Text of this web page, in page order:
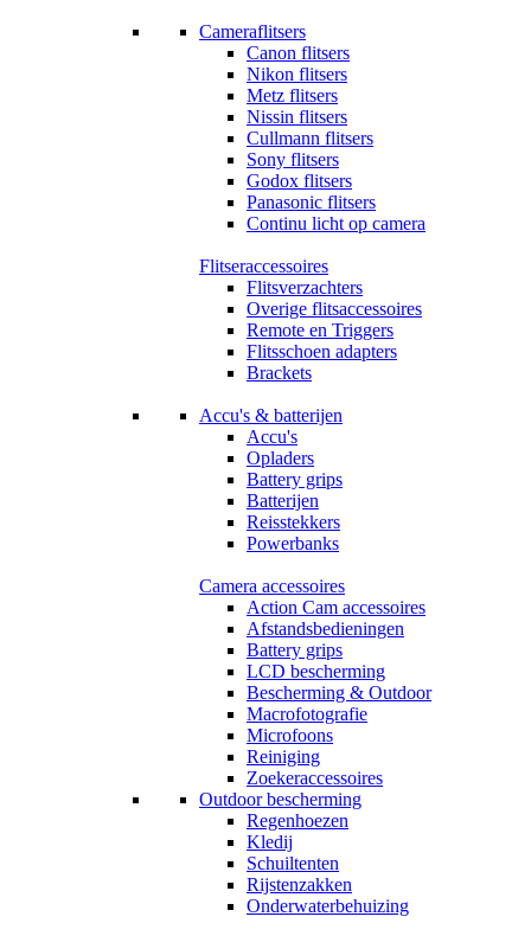
Cameraflitsers
Canon flitsers
Nikon flitsers
Metz flitsers
Nissin flitsers
Cullmann flitsers
Sony flitsers
Godox flitsers
Panasonic flitsers
Continu licht op camera
Flitseraccessoires
Flitsverzachters
Overige flitsaccessoires
Remote en Triggers
Flitsschoen adapters
Brackets
Accu's & batterijen
Accu's
Opladers
Battery grips
Batterijen
Reisstekkers
Powerbanks
Camera accessoires
Action Cam accessoires
Afstandsbedieningen
Battery grips
LCD bescherming
Bescherming & Outdoor
Macrofotografie
Microfoons
Reiniging
Zoekeraccessoires
Outdoor bescherming
Regenhoezen
Kledij
Schuiltenten
Rijstenzakken
Onderwaterbehuizing